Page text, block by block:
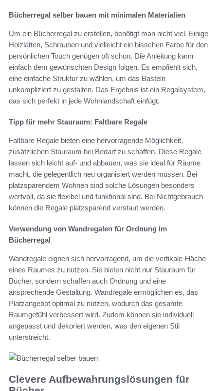
Bücherregal selber bauen mit minimalen Materialien
Um ein Bücherregal zu erstellen, benötigt man nicht viel. Einige
Holzlatten, Schrauben und vielleicht ein bisschen Farbe für den
persönlichen Touch genügen oft schon. Die Anleitung kann
einfach dem gewünschten Design folgen. Es empfiehlt sich,
eine einfache Struktur zu wählen, um das Basteln
unkompliziert zu gestalten. Das Ergebnis ist ein Regalsystem,
das sich perfekt in jede Wohnlandschaft einfügt.
Tipp für mehr Stauraum: Faltbare Regale
Faltbare Regale bieten eine hervorragende Möglichkeit,
zusätzlichen Stauraum bei Bedarf zu schaffen. Diese Regale
lassen sich leicht auf- und abbauen, was sie ideal für Räume
macht, die gelegentlich neu organisiert werden müssen. Bei
platzsparendem Wohnen sind solche Lösungen besonders
wertvoll, da sie flexibel und funktional sind. Bei Nichtgebrauch
können die Regale platzsparend verstaut werden.
Verwendung von Wandregalen für Ordnung im
Bücherregal
Wandregale eignen sich hervorragend, um die vertikale Fläche
eines Raumes zu nutzen. Sie bieten nicht nur Stauraum für
Bücher, sondern schaffen auch Ordnung und eine
ansprechende Gestaltung. Wandregale ermöglichen es, das
Platzangebot optimal zu nutzen, wodurch das gesamte
Raumgefühl verbessert wird. Zudem können sie individuell
angepasst und dekoriert werden, was den eigenen Stil
unterstreicht.
Clevere Aufbewahrungslösungen für